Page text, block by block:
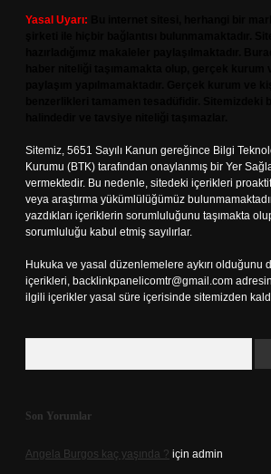
Yasal Uyarı:
Sitemiz, 5651 Sayılı Kanun gereğince Bilgi
Kurumu (BTK) tarafından onaylanmış bir Yer
vermektedir. Bu nedenle, sitedeki içerikleri
veya araştırma yükümlülüğümüz
yazdıkları içeriklerin sorumluluğunu taşımakta
sorumluluğu kabul etmiş sayılırlar.
Hukuka ve yasal düzenlemelere aykırı olduğunu
içerikleri, backlinkpanelicomtr@gmail.com
ilgili içerikler yasal süre içerisinde sitemizden
Son Yorumlar
Angela Burgos kaç yaşında ? için admin